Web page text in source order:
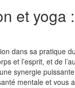
et yoga
dans sa pratique
et l’esprit, et de
synergie
mentale et vous